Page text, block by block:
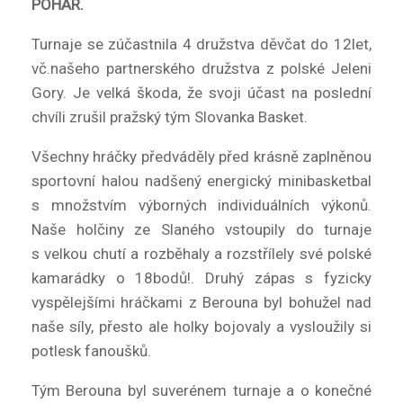
POHÁR.
Turnaje se zúčastnila 4 družstva děvčat do 12let,
vč.našeho partnerského družstva z polské Jeleni
Gory. Je velká škoda, že svoji účast na poslední
chvíli zrušil pražský tým Slovanka Basket.
Všechny hráčky předváděly před krásně zaplněnou
sportovní halou nadšený energický minibasketbal
s množstvím výborných individuálních výkonů.
Naše holčiny ze Slaného vstoupily do turnaje
s velkou chutí a rozběhaly a rozstřílely své polské
kamarádky o 18bodů!. Druhý zápas s fyzicky
vyspělejšími hráčkami z Berouna byl bohužel nad
naše síly, přesto ale holky bojovaly a vysloužily si
potlesk fanoušků.
Tým Berouna byl suverénem turnaje a o konečné